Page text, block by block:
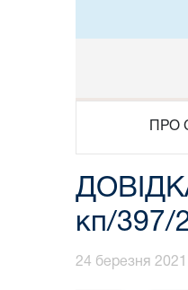
ПРО
кп/397/
24 березня